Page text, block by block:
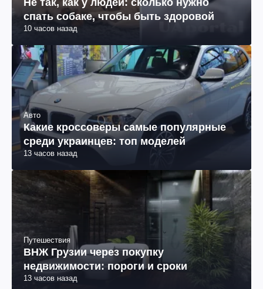
Авто
Какие кроссоверы самые популярные
среди украинцев: топ моделей
13 часов назад
Путешествия
ВНЖ Грузии через покупку
недвижимости: пороги и сроки
13 часов назад
Социум
Будут обходить ваш огород в